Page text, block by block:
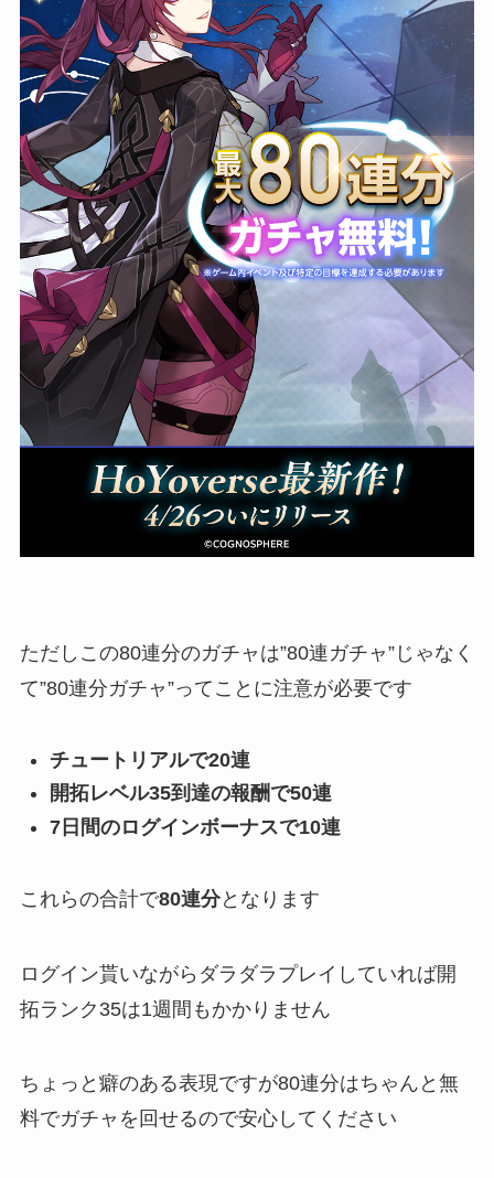
ただしこの80連分のガチャは”80連ガチャ”じゃなく
て”80連分ガチャ”ってことに注意が必要です
チュートリアルで20連
開拓レベル35到達の報酬で50連
7日間のログインボーナスで10連
これらの合計で80連分となります
ログイン貰いながらダラダラプレイしていれば開
拓ランク35は1週間もかかりません
ちょっと癖のある表現ですが80連分はちゃんと無
料でガチャを回せるので安心してください